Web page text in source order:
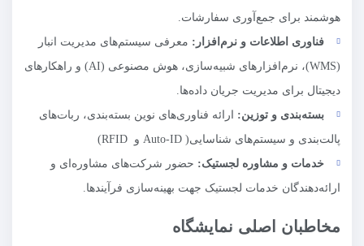
هوشمند برای جمع‌آوری سفارشات.
فناوری اطلاعات و نرم‌افزار: معرفی سیستم‌های مدیریت انبار
(WMS)، نرم‌افزارهای شبیه‌سازی، هوش مصنوعی (AI) و راهکارهای
دیجیتال برای مدیریت جریان داده‌ها.
بسته‌بندی و توزین: ارائه فناوری‌های نوین بسته‌بندی، ربات‌های
پالت‌بندی و سیستم‌های شناسایی( Auto-ID و RFID)
خدمات و مشاوره لجستیک: حضور شرکت‌های مشاوره‌ای و
ارائه‌دهندگان خدمات لجستیک جهت بهینه‌سازی فرآیندها.
مخاطبان اصلی نمایشگاه